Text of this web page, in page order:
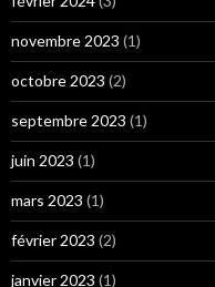
novembre 2023 (1)
octobre 2023 (2)
septembre 2023 (1)
juin 2023 (1)
mars 2023 (1)
février 2023 (2)
janvier 2023 (1)